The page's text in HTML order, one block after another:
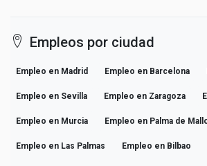
Empleos por ciudad
Empleo en Madrid Empleo en Barcelona
Empleo en Sevilla Empleo en Zaragoza
Empleo en Murcia Empleo en Palma de
Empleo en Las Palmas Empleo en Bilbao